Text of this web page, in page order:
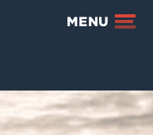
MENU